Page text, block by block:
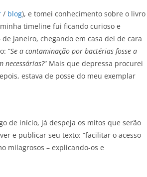
/ blog), e tomei conhecimento sobre o livro
timeline fui ficando curioso e
janeiro, chegando em casa dei de cara
“Se a contaminação por bactérias fosse a
necessárias?” Mais que depressa procurei
estava de posse do meu exemplar
de início, já despeja os mitos que serão
e publicar seu texto: “facilitar o acesso
milagrosos – explicando-os e